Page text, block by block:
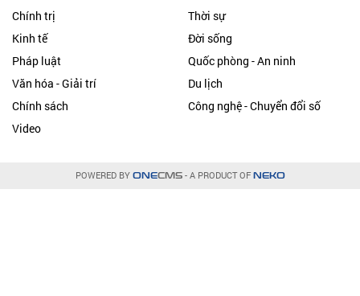
Chính trị
Thời sự
Kinh tế
Đời sống
Pháp luật
Quốc phòng - An ninh
Văn hóa - Giải trí
Du lịch
Chính sách
Công nghệ - Chuyển đổi số
Video
POWERED BY ONECMS- A PRODUCT OF NEKO